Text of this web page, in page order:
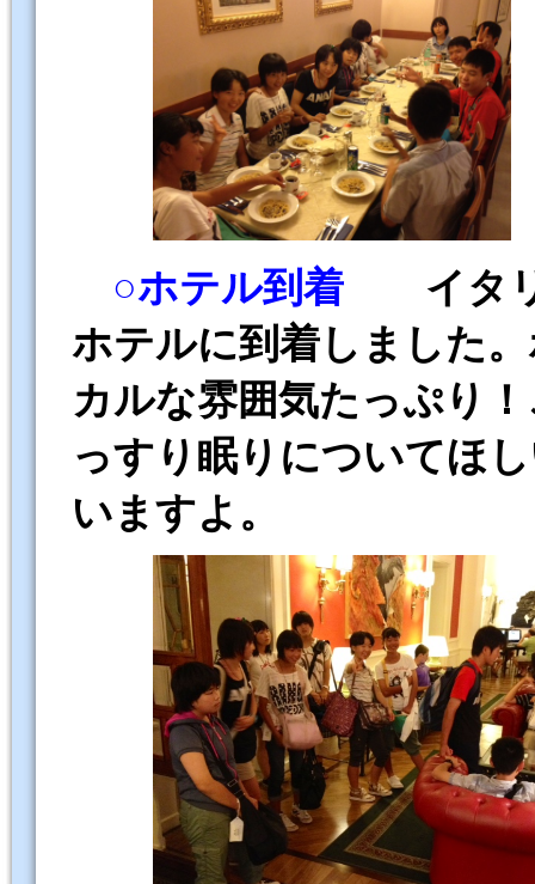
○ホテル到着
イタ
ホテルに到着しました
カルな雰囲気たっぷり
っすり眠りについてほ
いますよ。